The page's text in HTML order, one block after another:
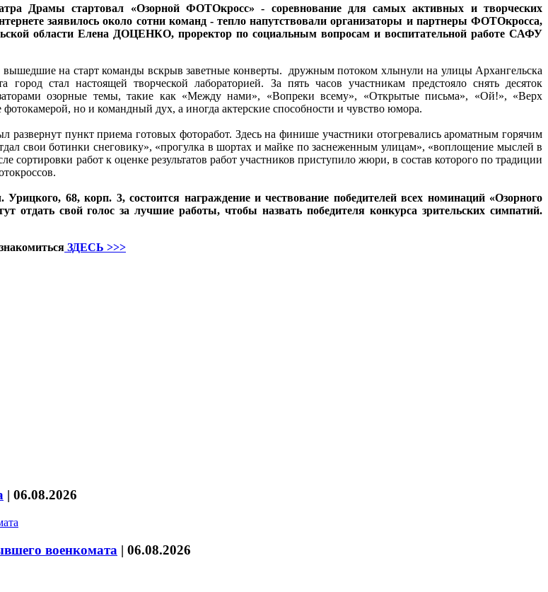
Драмы стартовал «Озорной ФОТОкросс» - соревнование для самых активных и творческих
заявилось около сотни команд - тепло напутствовали организаторы и партнеры ФОТОкросса,
области Елена ДОЦЕНКО, проректор по социальным вопросам и воспитательной работе САФУ
на старт команды вскрыв заветные конверты. дружным потоком хлынули на улицы Архангельска
стал настоящей творческой лабораторией. За пять часов участникам предстояло снять десяток
озорные темы, такие как «Между нами», «Вопреки всему», «Открытые письма», «Ой!», «Верх
но и командный дух, а иногда актерские способности и чувство юмора.
пункт приема готовых фоторабот. Здесь на финише участники отогревались ароматным горячим
свои ботинки снеговику», «прогулка в шортах и майке по заснеженным улицам», «воплощение мыслей в
сортировки работ к оценке результатов работ участников приступило жюри, в состав которого по традиции
68, корп. 3, состоится награждение и чествование победителей всех номинаций «Озорного
отдать свой голос за лучшие работы, чтобы назвать победителя конкурса зрительских симпатий.
ЗДЕСЬ >>>
| 06.08.2026
военкомата | 06.08.2026